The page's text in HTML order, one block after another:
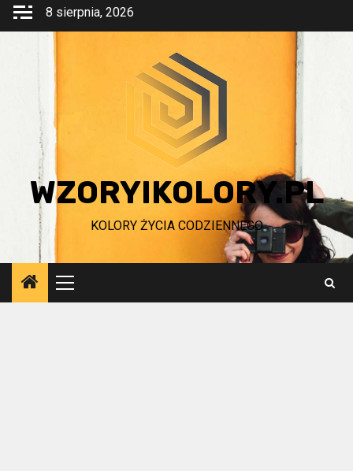
Przejdź
8 sierpnia, 2026
WZORYIKOLORY.PL
KOLORY ŻYCIA CODZIENNEGO
Menu
główne